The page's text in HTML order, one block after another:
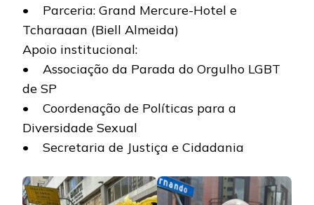
• Parceria: Grand Mercure-Hotel e
Tcharaaan (Biell Almeida)
Apoio institucional:
• Associação da Parada do Orgulho LGBT
de SP
• Coordenação de Políticas para a
Diversidade Sexual
• Secretaria de Justiça e Cidadania